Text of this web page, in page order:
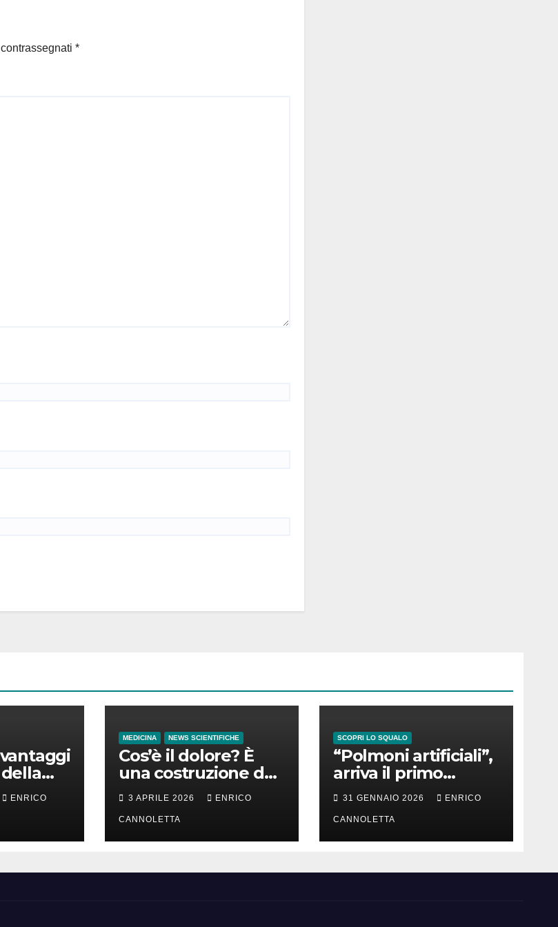
*
ENRICO
MEDICINA NEWS SCIENTIFICHE
Cos’è il dolore? È
una costruzione del
cervello
3 APRILE 2026 ENRICO
CANNOLETTA
SCOPRI LO SQUALO
“Polmoni artificiali”,
arriva il primo
successo
31 GENNAIO 2026 ENRICO
CANNOLETTA